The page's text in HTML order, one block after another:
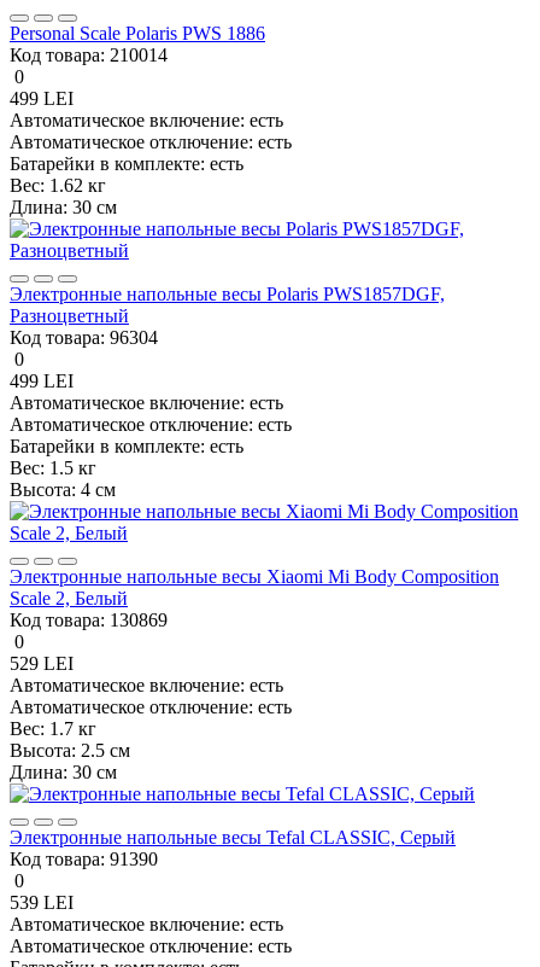
Personal Scale Polaris PWS 1886
Код товара: 210014
0
499 LEI
Автоматическое включение: есть
Автоматическое отключение: есть
Батарейки в комплекте: есть
Вес: 1.62 кг
Длина: 30 см
Электронные напольные весы Polaris PWS1857DGF,
Разноцветный
Код товара: 96304
0
499 LEI
Автоматическое включение: есть
Автоматическое отключение: есть
Батарейки в комплекте: есть
Вес: 1.5 кг
Высота: 4 см
Электронные напольные весы Xiaomi Mi Body Composition
Scale 2, Белый
Код товара: 130869
0
529 LEI
Автоматическое включение: есть
Автоматическое отключение: есть
Вес: 1.7 кг
Высота: 2.5 см
Длина: 30 см
Электронные напольные весы Tefal CLASSIC, Серый
Код товара: 91390
0
539 LEI
Автоматическое включение: есть
Автоматическое отключение: есть